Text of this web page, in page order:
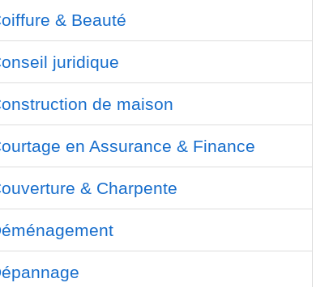
& Beauté
juridique
de maison
en Assurance & Finance
& Charpente